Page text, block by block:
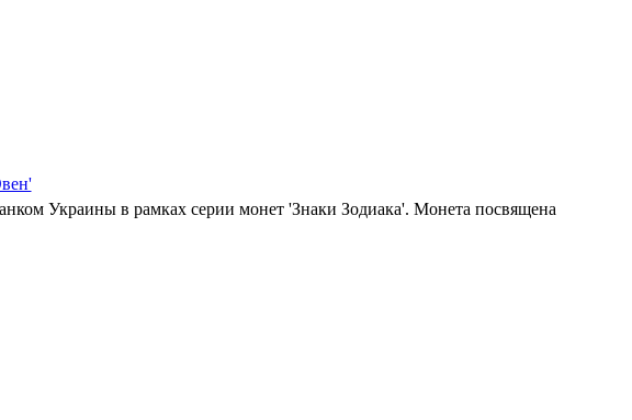
Украины в рамках серии монет 'Знаки Зодиака'. Монета посвящена